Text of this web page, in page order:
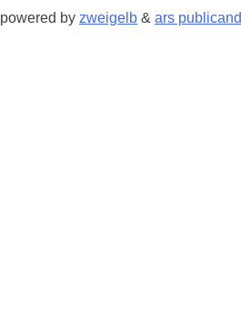
powered by zweigelb & ars